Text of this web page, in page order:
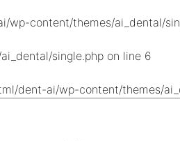
wp-content/themes/ai_dental/
single.php on line 6
dent-ai/wp-content/themes/